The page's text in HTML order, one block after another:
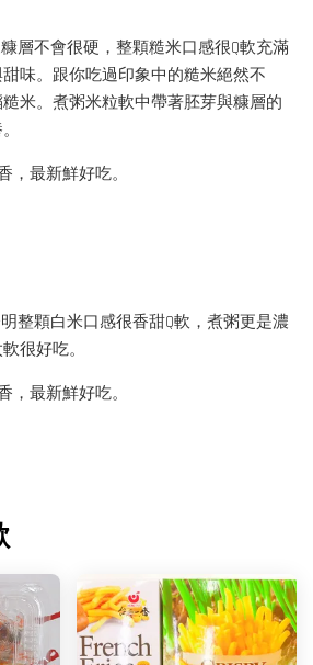
不會很硬，整顆糙米口感很Q軟充滿
味。跟你吃過印象中的糙米絕然不
米。煮粥米粒軟中帶著胚芽與糠層的
最新鮮好吃。
顆白米口感很香甜Q軟，煮粥更是濃
很好吃。
最新鮮好吃。